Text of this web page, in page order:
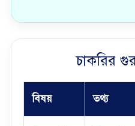
চাকরির
বিষয় তথ্য